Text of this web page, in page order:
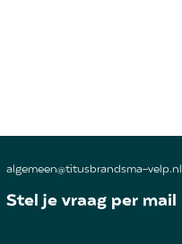
algemeen@titusbrandsma-velp.nl
Stel je vraag per mail